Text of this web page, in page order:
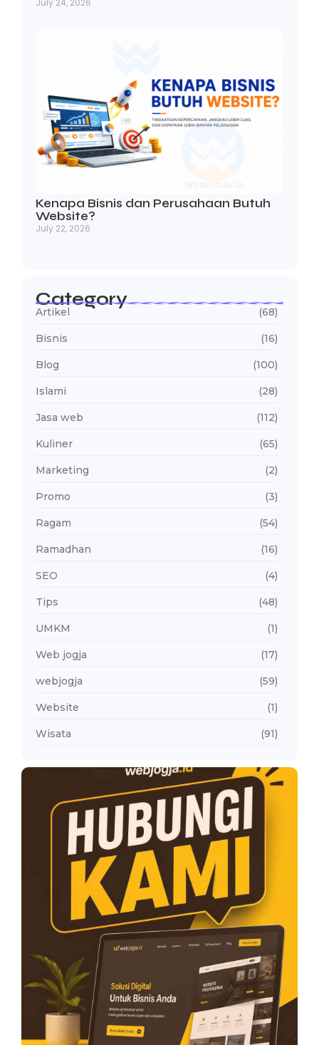
Kenapa Bisnis dan Perusahaan Butuh
Website?
July 22, 2026
Category
Artikel (68)
Bisnis (16)
Blog (100)
Islami (28)
Jasa web (112)
Kuliner (65)
Marketing (2)
Promo (3)
Ragam (54)
Ramadhan (16)
SEO (4)
Tips (48)
UMKM (1)
Web jogja (17)
webjogja (59)
Website (1)
Wisata (91)